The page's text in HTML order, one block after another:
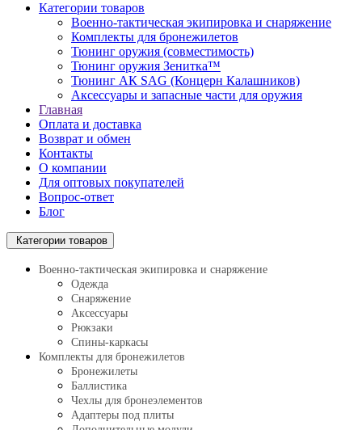
Категории товаров
Военно-тактическая экипировка и снаряжение
Комплекты для бронежилетов
Тюнинг оружия (совместимость)
Тюнинг оружия Зенитка™
Тюнинг АК SAG (Концерн Калашников)
Аксессуары и запасные части для оружия
Главная
Оплата и доставка
Возврат и обмен
Контакты
О компании
Для оптовых покупателей
Вопрос-ответ
Блог
Категории товаров
Военно-тактическая экипировка и снаряжение
Одежда
Снаряжение
Аксессуары
Рюкзаки
Спины-каркасы
Комплекты для бронежилетов
Бронежилеты
Баллистика
Чехлы для бронеэлементов
Адаптеры под плиты